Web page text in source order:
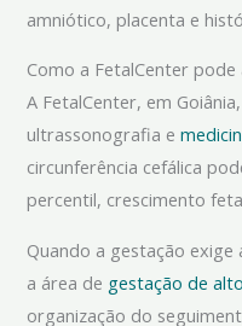
amniótico, placenta e
Como a FetalCenter pode
A FetalCenter, em
ultrassonografia e
circunferência cefálica
percentil, crescimento
Quando a gestação
a área de gestação de
organização do